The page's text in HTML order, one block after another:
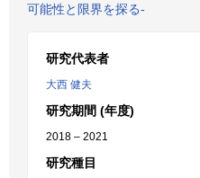
可能性と限界を探る‐
研究代表者
大西 健夫
研究期間 (年度)
2018 – 2021
研究種目